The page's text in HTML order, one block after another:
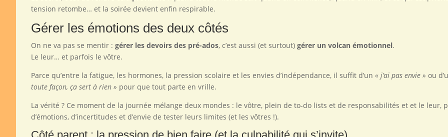
tension retombe… et la soirée devient enfin respirable.
Gérer les émotions des deux côtés
On ne va pas se mentir : gérer les devoirs des pré-ados, c’est aussi (et surtout) gérer un volcan émotionnel.
Le leur… et parfois le vôtre.
Parce qu’entre la fatigue, les hormones, la pression scolaire et les envies d’indépendance, il suffit d’un « j’ai pas envie » ou
toute façon, ça sert à rien » pour que tout parte en vrille.
La vérité ? Ce moment de la journée mélange deux mondes : le vôtre, plein de to-do lists et de responsabilités et et le leur,
d’émotions, d’incertitudes et d’envie de tester leurs limites (et les vôtres !).